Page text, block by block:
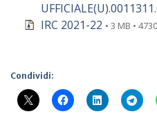
IRC 2021-22 • 3 MB •
Condividi: